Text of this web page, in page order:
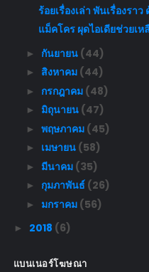
ร้อยเรื่องเล่า พันเรื่องรา
แม็คโคร ผุดไอเดียช่วยเ
► กันยายน (44)
► สิงหาคม (44)
► กรกฎาคม (48)
► มิถุนายน (47)
► พฤษภาคม (45)
► เมษายน (58)
► มีนาคม (35)
► กุมภาพันธ์ (26)
► มกราคม (56)
► 2018 (6)
แบนเนอร์โฆษณา